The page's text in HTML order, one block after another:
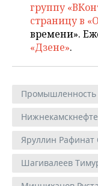
группу
страницу в
времени».
«Дзене».
Промышленность
Яруллин Рафинат
Шагивалеев